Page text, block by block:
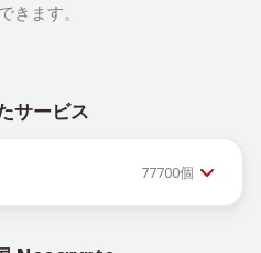
きます。
サービス
77700個